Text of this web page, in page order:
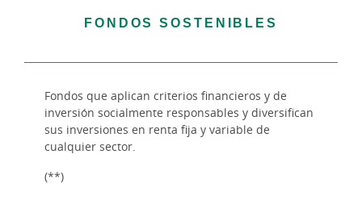
FONDOS SOSTENIBLES
Fondos que aplican criterios financieros y de
inversión socialmente responsables y diversifican
sus inversiones en renta fija y variable de
cualquier sector.
(**)